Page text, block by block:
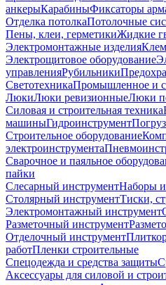
анкерыКарабиныФиксаторы
Отделка потолкаПотолочные
Пены, клеи, герметикиЖидкие
Электромонтажные изделия
Электрощитовое оборудование
управленияРубильники
СветотехникаПромышленное и
ЛюкиЛюки ревизионныеЛюки
Силовая и строительная техника
машиныГидроинструмент
Строительное оборудование
электроинструмента
Сварочное и паяльное
пайки
Слесарный инструментНаборы
Столярный инструментТиски,
Электромонтажный инструмент
Разметочный инструмент
Отделочный инструмент
работПленки строительные
Спецодежда и средства защиты
Аксессуары для силовой и